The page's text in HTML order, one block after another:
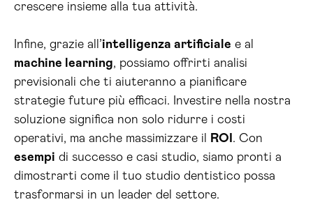
crescere insieme alla tua attività.
Infine, grazie all’intelligenza artificiale e al
machine learning, possiamo offrirti analisi
previsionali che ti aiuteranno a pianificare
strategie future più efficaci. Investire nella nostra
soluzione significa non solo ridurre i costi
operativi, ma anche massimizzare il
ROI . Con
esempi di successo e casi studio, siamo pronti a
dimostrarti come il tuo studio dentistico possa
trasformarsi in un leader del settore.